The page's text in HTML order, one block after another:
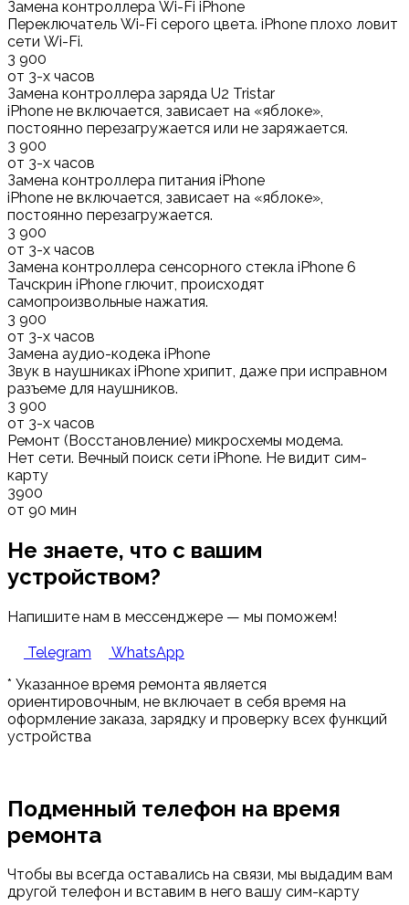
Замена контроллера Wi-Fi iPhone
Переключатель Wi-Fi серого цвета. iPhone плохо ловит
сети Wi-Fi.
3 900
от 3-х часов
Замена контроллера заряда U2 Tristar
iPhone не включается, зависает на «яблоке»,
постоянно перезагружается или не заряжается.
3 900
от 3-х часов
Замена контроллера питания iPhone
iPhone не включается, зависает на «яблоке»,
постоянно перезагружается.
3 900
от 3-х часов
Замена контроллера сенсорного стекла iPhone 6
Тачскрин iPhone глючит, происходят
самопроизвольные нажатия.
3 900
от 3-х часов
Замена аудио-кодека iPhone
Звук в наушниках iPhone хрипит, даже при исправном
разъеме для наушников.
3 900
от 3-х часов
Ремонт (Восстановление) микросхемы модема.
Нет сети. Вечный поиск сети iPhone. Не видит сим-
карту
3900
от 90 мин
Не знаете, что с вашим
устройством?
Напишите нам в мессенджере — мы поможем!
Telegram
WhatsApp
* Указанное время ремонта является
ориентировочным, не включает в себя время на
оформление заказа, зарядку и проверку всех функций
устройства
Подменный телефон на время
ремонта
Чтобы вы всегда оставались на связи, мы выдадим вам
другой телефон и вставим в него вашу сим-карту